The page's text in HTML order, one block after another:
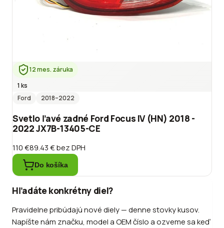
12 mes. záruka
1 ks
Ford
2018–2022
Svetlo ľavé zadné Ford Focus IV (HN) 2018 -
2022 JX7B-13405-CE
110 €89.43 €bez DPH
Do košíka
Hľadáte konkrétny diel?
Pravidelne pribúdajú nové diely — denne stovky kusov.
Napíšte nám značku, model a OEM číslo a ozveme sa keď